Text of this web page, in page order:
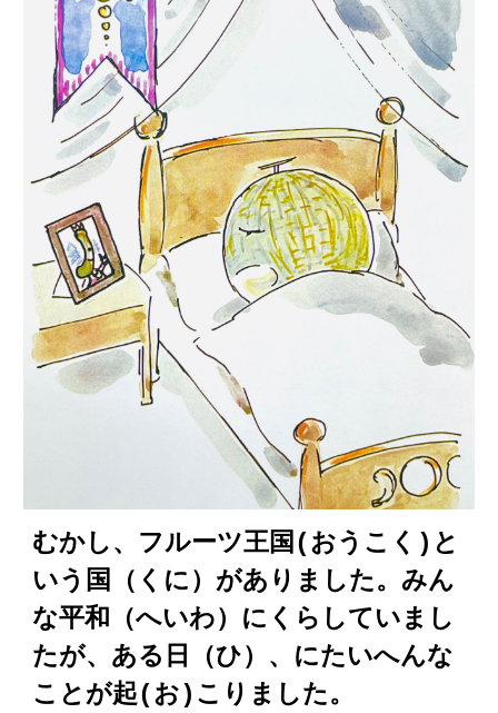
むかし、フルーツ王国(おうこく)と
いう国（くに）がありました。みん
な平和（へいわ）にくらしていまし
たが、ある日（ひ）、にたいへんな
ことが起(お)こりました。